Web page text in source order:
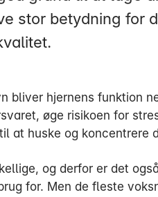
stor betydning for
bliver hjernens funktion
øge risikoen for
at huske og koncentrere
og derfor er det
for. Men de fleste